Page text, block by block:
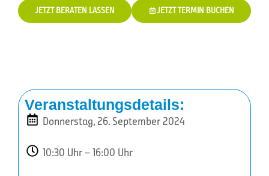
JETZT TERMIN BUCHEN
JETZT BERATEN LASSEN
Veranstaltungsdetails:
Donnerstag, 26. September 2024
10:30 Uhr – 16:00 Uhr